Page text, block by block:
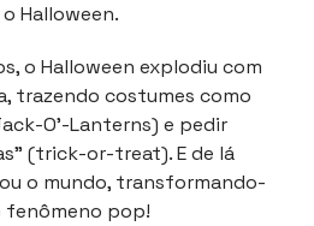
Halloween.
o Halloween explodiu com
trazendo costumes como
O'-Lanterns) e pedir
(trick-or-treat). E de lá
o mundo, transformando-
fenômeno pop!